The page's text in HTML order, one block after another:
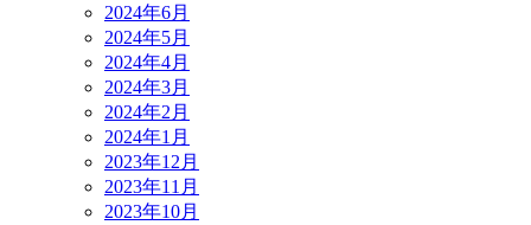
2024年6月
2024年5月
2024年4月
2024年3月
2024年2月
2024年1月
2023年12月
2023年11月
2023年10月